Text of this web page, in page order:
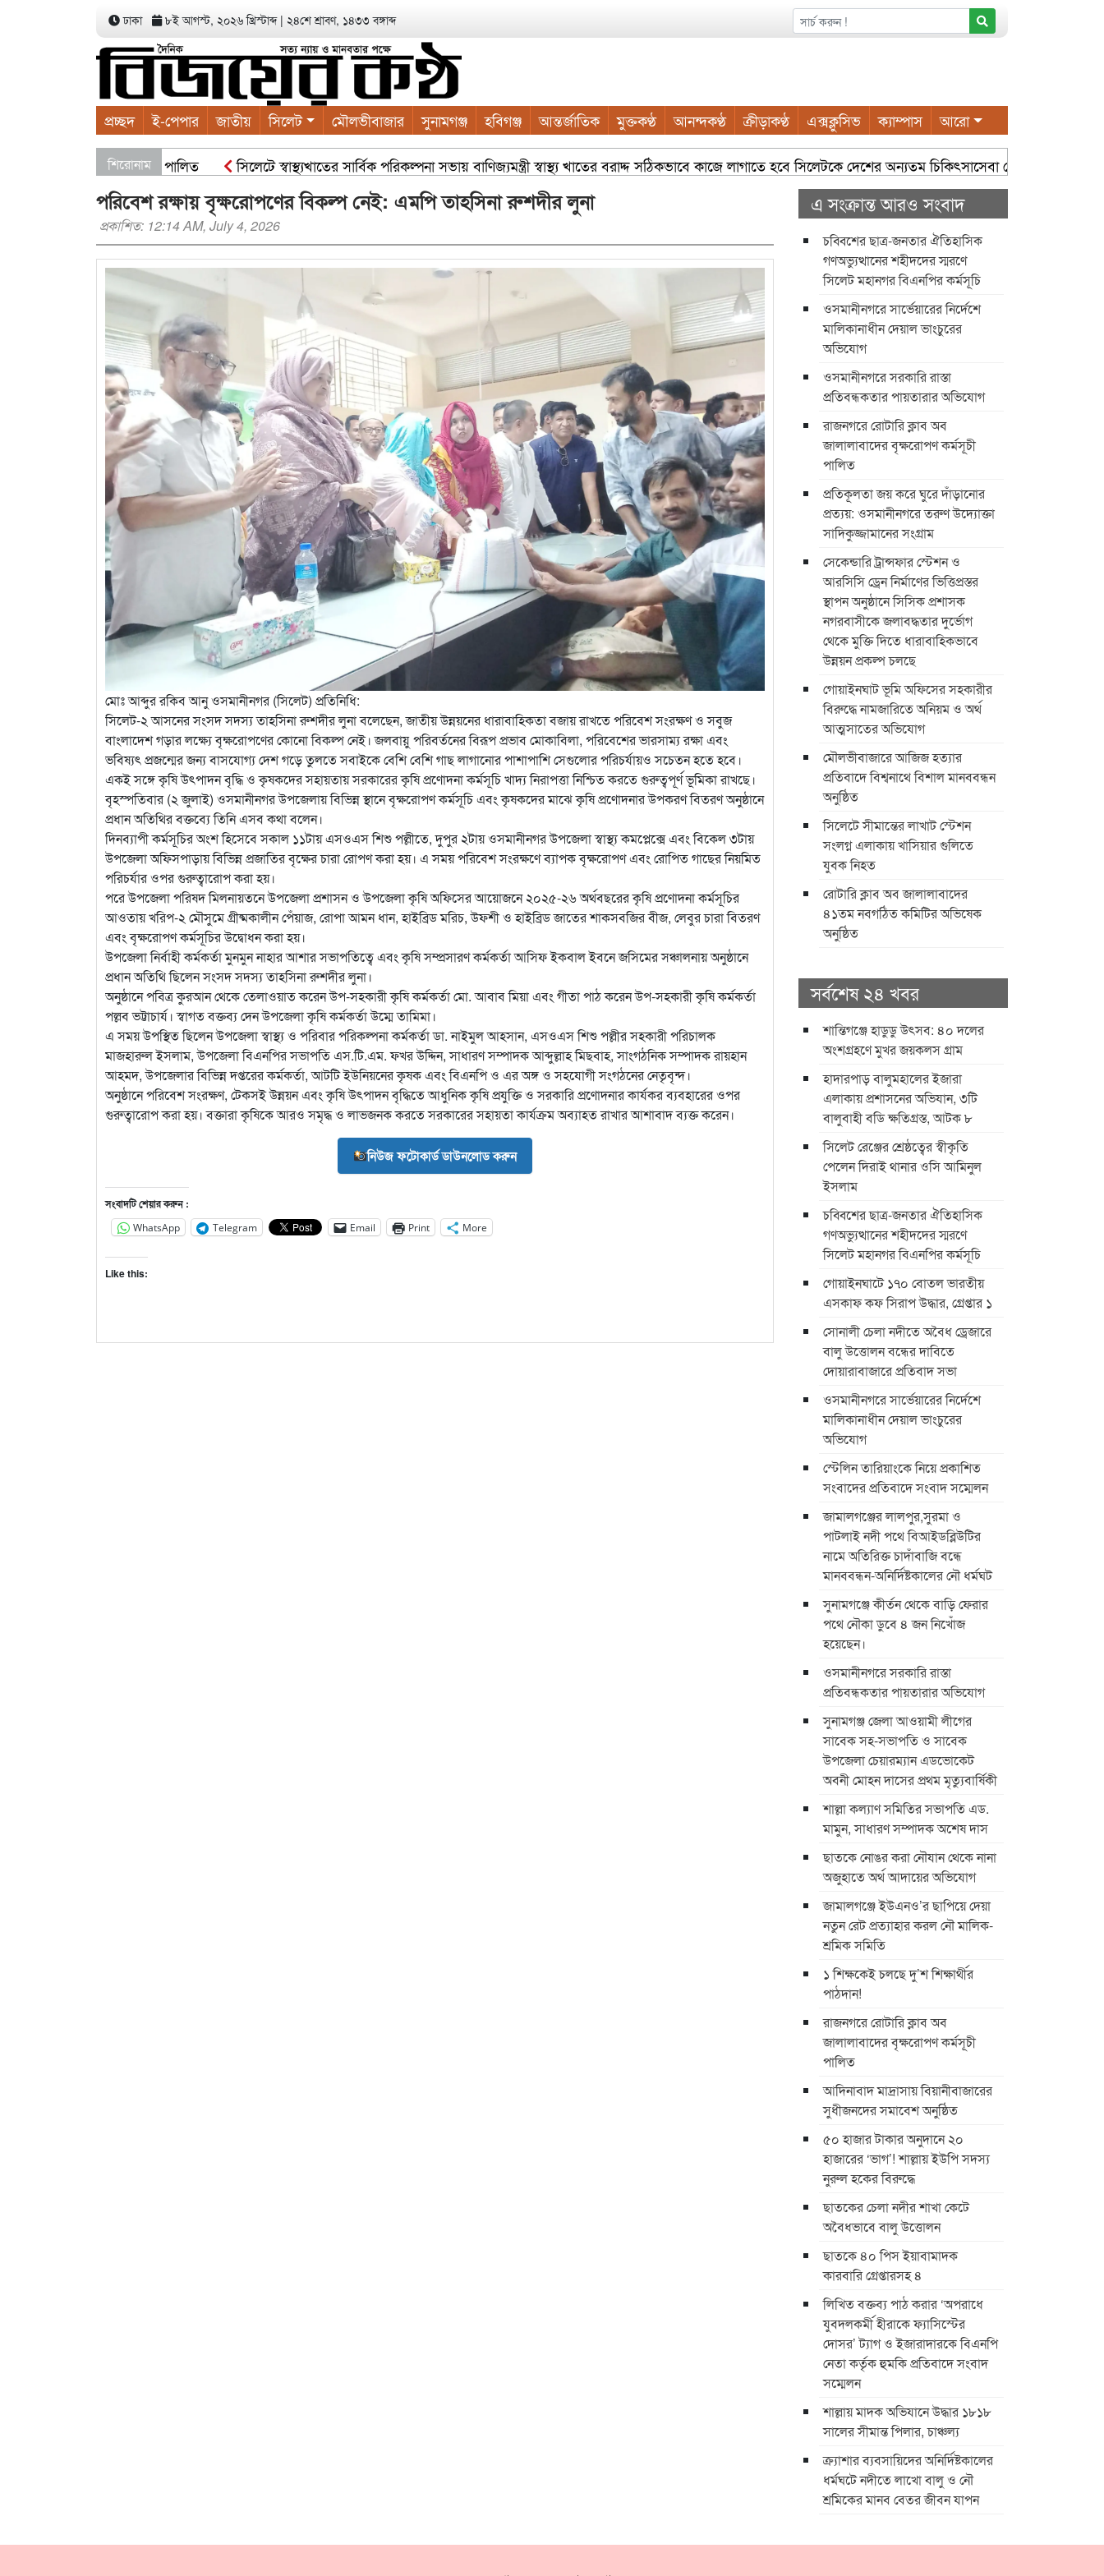
ঢাকা ৮ই আগস্ট, ২০২৬ খ্রিস্টাব্দ| ২৪শে শ্রাবণ, ১৪৩৩ বঙ্গাব্দ
প্রচ্ছদ ই-পেপার জাতীয় সিলেট মৌলভীবাজার সুনামগঞ্জ হবিগঞ্জ আন্তর্জাতিক মুক্তকণ্ঠ আনন্দকণ্ঠ ক্রীড়াকণ্ঠ এক্সক্লুসিভ ক্যাম্পাস আরো
শিরোনাম
বৃক্ষরোপণ কর্মসূচী পালিত সিলেটে স্বাস্থ্যখাতের সার্বিক পরিকল্পনা সভায় বাণিজ্যমন্ত্রী স্বাস্থ্য খাতের বরাদ্দ সঠিকভাবে কাজে লাগাতে হবে সিলেটকে দেশের অন্যতম চিকিৎসাসেবা কেন্দ্র হিসেবে গড়ে
পরিবেশ রক্ষায় বৃক্ষরোপণের বিকল্প নেই: এমপি তাহসিনা রুশদীর লুনা
প্রকাশিত: 12:14 AM, July 4, 2026
মোঃ আব্দুর রকিব আনু ওসমানীনগর (সিলেট) প্রতিনিধি:
সিলেট-২ আসনের সংসদ সদস্য তাহসিনা রুশদীর লুনা বলেছেন, জাতীয় উন্নয়নের ধারাবাহিকতা বজায় রাখতে পরিবেশ সংরক্ষণ ও সবুজ
বাংলাদেশ গড়ার লক্ষ্যে বৃক্ষরোপণের কোনো বিকল্প নেই। জলবায়ু পরিবর্তনের বিরূপ প্রভাব মোকাবিলা, পরিবেশের ভারসাম্য রক্ষা এবং
ভবিষ্যৎ প্রজন্মের জন্য বাসযোগ্য দেশ গড়ে তুলতে সবাইকে বেশি বেশি গাছ লাগানোর পাশাপাশি সেগুলোর পরিচর্যায়ও সচেতন হতে হবে।
একই সঙ্গে কৃষি উৎপাদন বৃদ্ধি ও কৃষকদের সহায়তায় সরকারের কৃষি প্রণোদনা কর্মসূচি খাদ্য নিরাপত্তা নিশ্চিত করতে গুরুত্বপূর্ণ ভূমিকা রাখছে।
বৃহস্পতিবার (২ জুলাই) ওসমানীনগর উপজেলায় বিভিন্ন স্থানে বৃক্ষরোপণ কর্মসূচি এবং কৃষকদের মাঝে কৃষি প্রণোদনার উপকরণ বিতরণ অনুষ্ঠানে
প্রধান অতিথির বক্তব্যে তিনি এসব কথা বলেন।
দিনব্যাপী কর্মসূচির অংশ হিসেবে সকাল ১১টায় এসওএস শিশু পল্লীতে, দুপুর ২টায় ওসমানীনগর উপজেলা স্বাস্থ্য কমপ্লেক্সে এবং বিকেল ৩টায়
উপজেলা অফিসপাড়ায় বিভিন্ন প্রজাতির বৃক্ষের চারা রোপণ করা হয়। এ সময় পরিবেশ সংরক্ষণে ব্যাপক বৃক্ষরোপণ এবং রোপিত গাছের নিয়মিত
পরিচর্যার ওপর গুরুত্বারোপ করা হয়।
পরে উপজেলা পরিষদ মিলনায়তনে উপজেলা প্রশাসন ও উপজেলা কৃষি অফিসের আয়োজনে ২০২৫-২৬ অর্থবছরের কৃষি প্রণোদনা কর্মসূচির
আওতায় খরিপ-২ মৌসুমে গ্রীষ্মকালীন পেঁয়াজ, রোপা আমন ধান, হাইব্রিড মরিচ, উফশী ও হাইব্রিড জাতের শাকসবজির বীজ, লেবুর চারা বিতরণ
এবং বৃক্ষরোপণ কর্মসূচির উদ্বোধন করা হয়।
উপজেলা নির্বাহী কর্মকর্তা মুনমুন নাহার আশার সভাপতিত্বে এবং কৃষি সম্প্রসারণ কর্মকর্তা আসিফ ইকবাল ইবনে জসিমের সঞ্চালনায় অনুষ্ঠানে
প্রধান অতিথি ছিলেন সংসদ সদস্য তাহসিনা রুশদীর লুনা।
অনুষ্ঠানে পবিত্র কুরআন থেকে তেলাওয়াত করেন উপ-সহকারী কৃষি কর্মকর্তা মো. আবাব মিয়া এবং গীতা পাঠ করেন উপ-সহকারী কৃষি কর্মকর্তা
পল্লব ভট্টাচার্য। স্বাগত বক্তব্য দেন উপজেলা কৃষি কর্মকর্তা উম্মে তামিমা।
এ সময় উপস্থিত ছিলেন উপজেলা স্বাস্থ্য ও পরিবার পরিকল্পনা কর্মকর্তা ডা. নাইমুল আহসান, এসওএস শিশু পল্লীর সহকারী পরিচালক
মাজহারুল ইসলাম, উপজেলা বিএনপির সভাপতি এস.টি.এম. ফখর উদ্দিন, সাধারণ সম্পাদক আব্দুল্লাহ মিছবাহ, সাংগঠনিক সম্পাদক রায়হান
আহমদ, উপজেলার বিভিন্ন দপ্তরের কর্মকর্তা, আটটি ইউনিয়নের কৃষক এবং বিএনপি ও এর অঙ্গ ও সহযোগী সংগঠনের নেতৃবৃন্দ।
অনুষ্ঠানে পরিবেশ সংরক্ষণ, টেকসই উন্নয়ন এবং কৃষি উৎপাদন বৃদ্ধিতে আধুনিক কৃষি প্রযুক্তি ও সরকারি প্রণোদনার কার্যকর ব্যবহারের ওপর
গুরুত্বারোপ করা হয়। বক্তারা কৃষিকে আরও সমৃদ্ধ ও লাভজনক করতে সরকারের সহায়তা কার্যক্রম অব্যাহত রাখার আশাবাদ ব্যক্ত করেন।
নিউজ ফটোকার্ড ডাউনলোড করুন
সংবাদটি শেয়ার করুন :
WhatsApp Telegram Email Print More
Like this:
এ সংক্রান্ত আরও সংবাদ
চব্বিশের ছাত্র-জনতার ঐতিহাসিক
গণঅভ্যুত্থানের শহীদদের স্মরণে
সিলেট মহানগর বিএনপির কর্মসূচি
ওসমানীনগরে সার্ভেয়ারের নির্দেশে
মালিকানাধীন দেয়াল ভাংচুরের
অভিযোগ
ওসমানীনগরে সরকারি রাস্তা
প্রতিবন্ধকতার পায়তারার অভিযোগ
রাজনগরে রোটারি ক্লাব অব
জালালাবাদের বৃক্ষরোপণ কর্মসূচী
পালিত
প্রতিকূলতা জয় করে ঘুরে দাঁড়ানোর
প্রত্যয়: ওসমানীনগরে তরুণ উদ্যোক্তা
সাদিকুজ্জামানের সংগ্রাম
সেকেন্ডারি ট্রান্সফার স্টেশন ও
আরসিসি ড্রেন নির্মাণের ভিত্তিপ্রস্তর
স্থাপন অনুষ্ঠানে সিসিক প্রশাসক
নগরবাসীকে জলাবদ্ধতার দুর্ভোগ
থেকে মুক্তি দিতে ধারাবাহিকভাবে
উন্নয়ন প্রকল্প চলছে
গোয়াইনঘাট ভূমি অফিসের সহকারীর
বিরুদ্ধে নামজারিতে অনিয়ম ও অর্থ
আত্মসাতের অভিযোগ
মৌলভীবাজারে আজিজ হত্যার
প্রতিবাদে বিশ্বনাথে বিশাল মানববন্ধন
অনুষ্ঠিত
সিলেটে সীমান্তের লাখাট স্টেশন
সংলগ্ন এলাকায় খাসিয়ার গুলিতে
যুবক নিহত
রোটারি ক্লাব অব জালালাবাদের
৪১তম নবগঠিত কমিটির অভিষেক
অনুষ্ঠিত
সর্বশেষ ২৪ খবর
শান্তিগঞ্জে হাডুডু উৎসব: ৪০ দলের
অংশগ্রহণে মুখর জয়কলস গ্রাম
হাদারপাড় বালুমহালের ইজারা
এলাকায় প্রশাসনের অভিযান, ৩টি
বালুবাহী বডি ক্ষতিগ্রস্ত, আটক ৮
সিলেট রেঞ্জের শ্রেষ্ঠত্বের স্বীকৃতি
পেলেন দিরাই থানার ওসি আমিনুল
ইসলাম
চব্বিশের ছাত্র-জনতার ঐতিহাসিক
গণঅভ্যুত্থানের শহীদদের স্মরণে
সিলেট মহানগর বিএনপির কর্মসূচি
গোয়াইনঘাটে ১৭০ বোতল ভারতীয়
এসকাফ কফ সিরাপ উদ্ধার, গ্রেপ্তার ১
সোনালী চেলা নদীতে অবৈধ ড্রেজারে
বালু উত্তোলন বন্ধের দাবিতে
দোয়ারাবাজারে প্রতিবাদ সভা
ওসমানীনগরে সার্ভেয়ারের নির্দেশে
মালিকানাধীন দেয়াল ভাংচুরের
অভিযোগ
স্টেলিন তারিয়াংকে নিয়ে প্রকাশিত
সংবাদের প্রতিবাদে সংবাদ সম্মেলন
জামালগঞ্জের লালপুর,সুরমা ও
পাটলাই নদী পথে বিআইডব্লিউটির
নামে অতিরিক্ত চাদাঁবাজি বন্ধে
মানববন্ধন-অনির্দিষ্টকালের নৌ ধর্মঘট
সুনামগঞ্জে কীর্তন থেকে বাড়ি ফেরার
পথে নৌকা ডুবে ৪ জন নিখোঁজ
হয়েছেন।
ওসমানীনগরে সরকারি রাস্তা
প্রতিবন্ধকতার পায়তারার অভিযোগ
সুনামগঞ্জ জেলা আওয়ামী লীগের
সাবেক সহ-সভাপতি ও সাবেক
উপজেলা চেয়ারম্যান এডভোকেট
অবনী মোহন দাসের প্রথম মৃত্যুবার্ষিকী
শাল্লা কল্যাণ সমিতির সভাপতি এড.
মামুন, সাধারণ সম্পাদক অশেষ দাস
ছাতকে নোঙর করা নৌযান থেকে নানা
অজুহাতে অর্থ আদায়ের অভিযোগ
জামালগঞ্জে ইউএনও’র ছাপিয়ে দেয়া
নতুন রেট প্রত্যাহার করল নৌ মালিক-
শ্রমিক সমিতি
১ শিক্ষকেই চলছে দু’শ শিক্ষার্থীর
পাঠদান!
রাজনগরে রোটারি ক্লাব অব
জালালাবাদের বৃক্ষরোপণ কর্মসূচী
পালিত
আদিনাবাদ মাদ্রাসায় বিয়ানীবাজারের
সুধীজনদের সমাবেশ অনুষ্ঠিত
৫০ হাজার টাকার অনুদানে ২০
হাজারের ‘ভাগ’! শাল্লায় ইউপি সদস্য
নুরুল হকের বিরুদ্ধে
ছাতকের চেলা নদীর শাখা কেটে
অবৈধভাবে বালু উত্তোলন
ছাতকে ৪০ পিস ইয়াবামাদক
কারবারি গ্রেপ্তারসহ ৪
লিখিত বক্তব্য পাঠ করার ‘অপরাধে
যুবদলকর্মী হীরাকে ফ্যাসিস্টের
দোসর’ ট্যাগ ও ইজারাদারকে বিএনপি
নেতা কর্তৃক হুমকি প্রতিবাদে সংবাদ
সম্মেলন
শাল্লায় মাদক অভিযানে উদ্ধার ১৮১৮
সালের সীমান্ত পিলার, চাঞ্চল্য
ক্র্যাশার ব্যবসায়িদের অনির্দিষ্টকালের
ধর্মঘটে নদীতে লাখো বালু ও নৌ
শ্রমিকের মানব বেতর জীবন যাপন